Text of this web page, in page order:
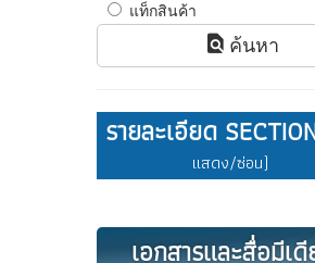
แท็กสินค้า
ค้นหา
รายละเอียด
แสดง/ซ่อน)
เอกสารและสื่อมีเ